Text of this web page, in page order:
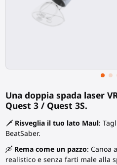
Una doppia spada laser
Quest 3 / Quest 3S.
🗡️ Risveglia il tuo lato Maul:
BeatSaber.
🛶 Rema come un pazzo: Canoa
realistico e senza farti male alla